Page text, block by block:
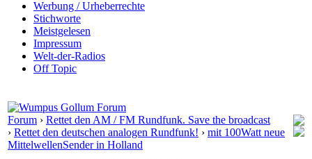
Werbung / Urheberrechte
Stichworte
Meistgelesen
Impressum
Welt-der-Radios
Off Topic
Forum › Rettet den AM / FM Rundfunk. Save the broadcast
› Rettet den deutschen analogen Rundfunk! › mit 100Watt neue
MittelwellenSender in Holland